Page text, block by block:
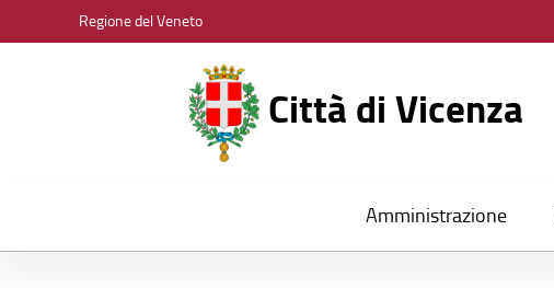
DI
Regione del Veneto
Città di Vicenza
Amministrazione